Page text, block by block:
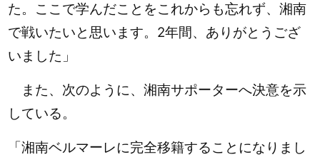
た。ここで学んだことをこれからも忘れず、湘南
で戦いたいと思います。2年間、ありがとうござ
いました」
また、次のように、湘南サポーターへ決意を示
している。
「湘南ベルマーレに完全移籍することになりまし